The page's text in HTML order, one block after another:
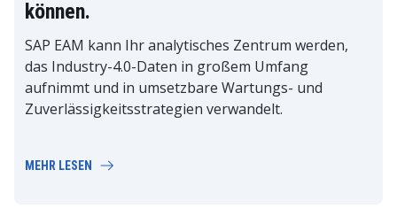
können.
SAP EAM kann Ihr analytisches Zentrum werden,
das Industry-4.0-Daten in großem Umfang
aufnimmt und in umsetzbare Wartungs- und
Zuverlässigkeitsstrategien verwandelt.
MEHR LESEN